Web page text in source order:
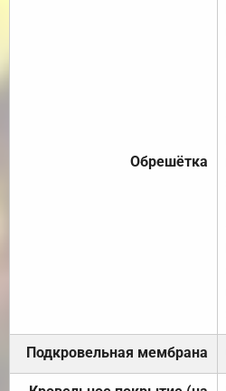
Обрешётка
Подкровельная мембрана